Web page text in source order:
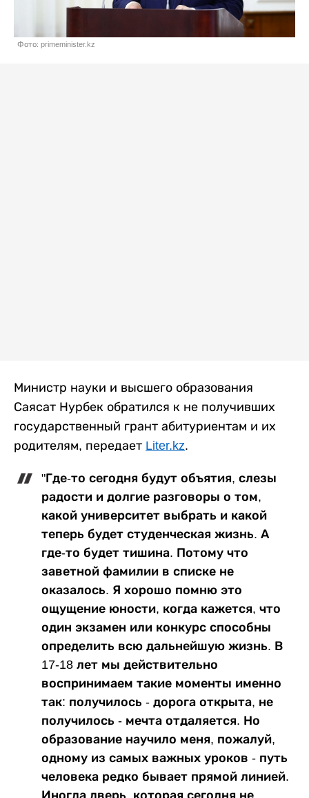
Фото: primeminister.kz
Министр науки и высшего образования
Саясат Нурбек обратился к не получивших
государственный грант абитуриентам и их
родителям, передает Liter.kz.
"Где-то сегодня будут объятия, слезы
радости и долгие разговоры о том,
какой университет выбрать и какой
теперь будет студенческая жизнь. А
где-то будет тишина. Потому что
заветной фамилии в списке не
оказалось. Я хорошо помню это
ощущение юности, когда кажется, что
один экзамен или конкурс способны
определить всю дальнейшую жизнь. В
17-18 лет мы действительно
воспринимаем такие моменты именно
так: получилось - дорога открыта, не
получилось - мечта отдаляется. Но
образование научило меня, пожалуй,
одному из самых важных уроков - путь
человека редко бывает прямой линией.
Иногда дверь, которая сегодня не